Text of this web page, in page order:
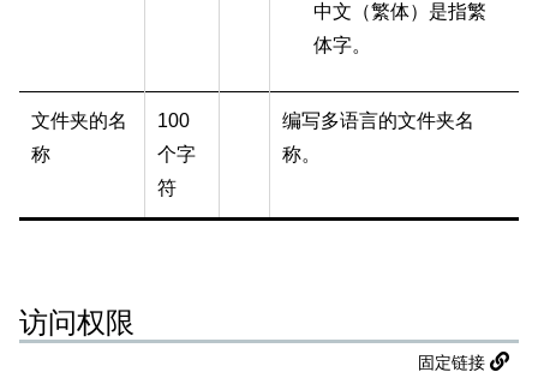
中文（繁体）是指繁
体字。
文件夹的名
称
100
个字
符
编写多语言的文件夹名
称。
访问权限
固定链接